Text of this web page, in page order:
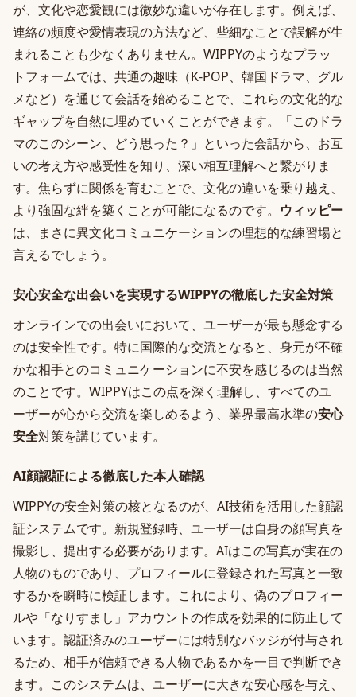
が、文化や恋愛観には微妙な違いが存在します。例えば、
連絡の頻度や愛情表現の方法など、些細なことで誤解が生
まれることも少なくありません。WIPPYのようなプラッ
トフォームでは、共通の趣味（K-POP、韓国ドラマ、グル
メなど）を通じて会話を始めることで、これらの文化的な
ギャップを自然に埋めていくことができます。「このドラ
マのこのシーン、どう思った？」といった会話から、お互
いの考え方や感受性を知り、深い相互理解へと繋がりま
す。焦らずに関係を育むことで、文化の違いを乗り越え、
より強固な絆を築くことが可能になるのです。 ウィッピー
は、まさに異文化コミュニケーションの理想的な練習場と
言えるでしょう。
安心安全な出会いを実現するWIPPYの徹底した安全対策
オンラインでの出会いにおいて、ユーザーが最も懸念する
のは安全性です。特に国際的な交流となると、身元が不確
かな相手とのコミュニケーションに不安を感じるのは当然
のことです。WIPPYはこの点を深く理解し、すべてのユ
ーザーが心から交流を楽しめるよう、業界最高水準の安心
安全対策を講じています。
AI顔認証による徹底した本人確認
WIPPYの安全対策の核となるのが、AI技術を活用した顔認
証システムです。新規登録時、ユーザーは自身の顔写真を
撮影し、提出する必要があります。AIはこの写真が実在の
人物のものであり、プロフィールに登録された写真と一致
するかを瞬時に検証します。これにより、偽のプロフィー
ルや「なりすまし」アカウントの作成を効果的に防止して
います。認証済みのユーザーには特別なバッジが付与され
るため、相手が信頼できる人物であるかを一目で判断でき
ます。このシステムは、ユーザーに大きな安心感を与え、